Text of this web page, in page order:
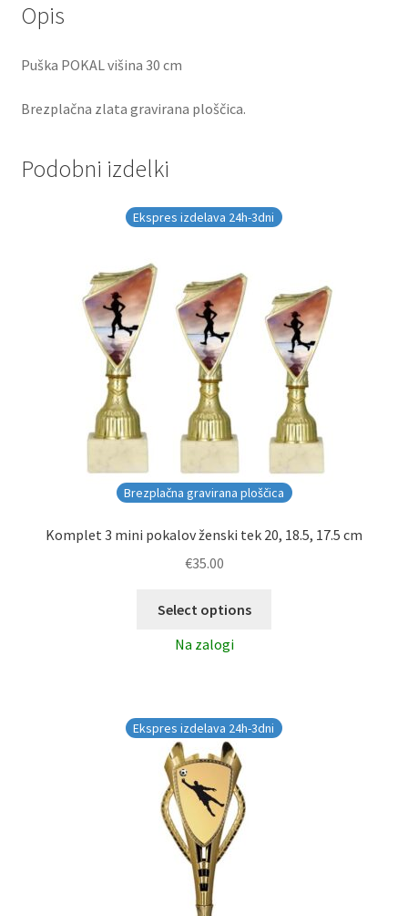
Opis
Puška POKAL višina 30 cm
Brezplačna zlata gravirana ploščica.
Podobni izdelki
Brezplačna gravirana ploščica
Ekspres izdelava 24h-3dni
Komplet 3 mini pokalov ženski tek 20, 18.5, 17.5 cm
€35.00
Select options
Na zalogi
Ekspres izdelava 24h-3dni